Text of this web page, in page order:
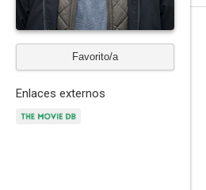
Favorito/a
Enlaces externos